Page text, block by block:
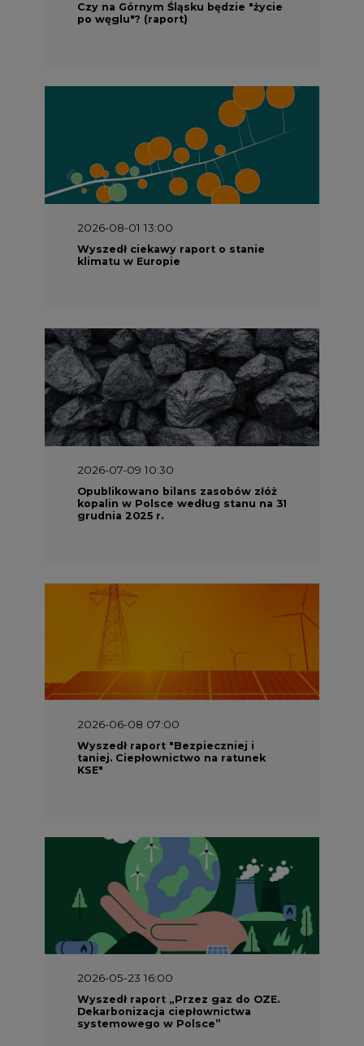
Czy na Górnym Śląsku będzie "życie
po węglu"? (raport)
2026-08-01 13:00
Wyszedł ciekawy raport o stanie
klimatu w Europie
2026-07-09 10:30
Opublikowano bilans zasobów złóż
kopalin w Polsce według stanu na 31
grudnia 2025 r.
2026-06-08 07:00
Wyszedł raport "Bezpieczniej i
taniej. Ciepłownictwo na ratunek
KSE"
2026-05-23 16:00
Wyszedł raport „Przez gaz do OZE.
Dekarbonizacja ciepłownictwa
systemowego w Polsce”